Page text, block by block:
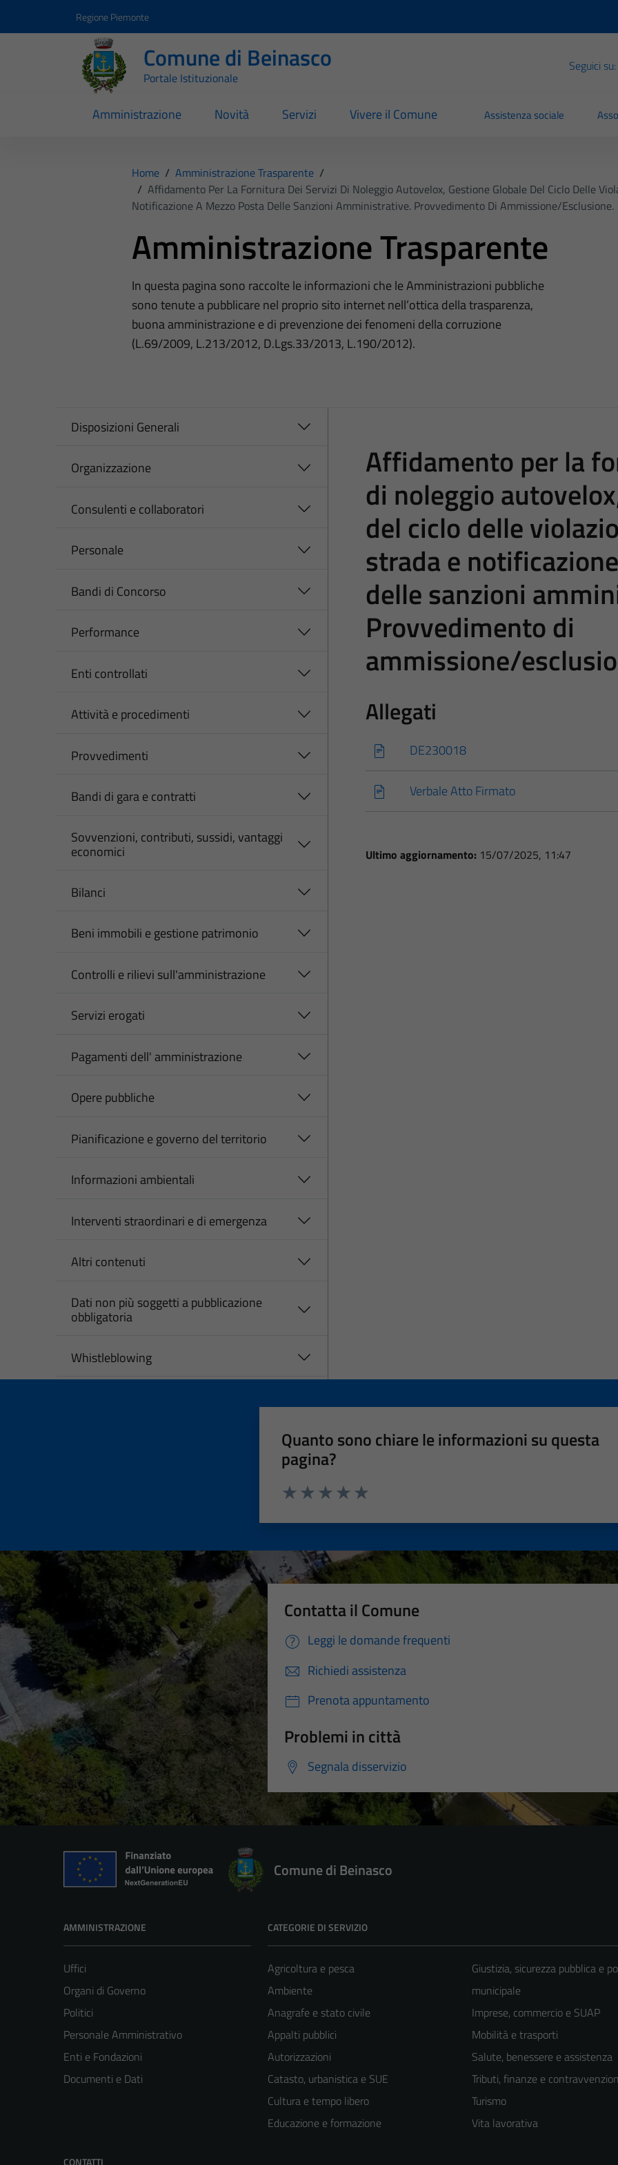
Regione Piemonte
Comune di Beinasco
Portale Istituzionale
Seguici su:
Amministrazione Novità Servizi Vivere il Comune Assistenza sociale
Home / Amministrazione Trasparente /
/ Affidamento Per La Fornitura Dei Servizi Di Noleggio Autovelox, Gestione Globale Del Ciclo Delle
Notificazione A Mezzo Posta Delle Sanzioni Amministrative. Provvedimento Di Ammissione/esclusione.
Amministrazione Trasparente
In questa pagina sono raccolte le informazioni che le Amministrazioni pubbliche
sono tenute a pubblicare nel proprio sito internet nell’ottica della trasparenza,
buona amministrazione e di prevenzione dei fenomeni della corruzione
(L.69/2009, L.213/2012, D.Lgs.33/2013, L.190/2012).
Disposizioni Generali
Organizzazione
Consulenti e collaboratori
Personale
Bandi di Concorso
Performance
Enti controllati
Attività e procedimenti
Provvedimenti
Bandi di gara e contratti
Sovvenzioni, contributi, sussidi, vantaggi
economici
Bilanci
Beni immobili e gestione patrimonio
Controlli e rilievi sull'amministrazione
Servizi erogati
Pagamenti dell' amministrazione
Opere pubbliche
Pianificazione e governo del territorio
Informazioni ambientali
Interventi straordinari e di emergenza
Altri contenuti
Dati non più soggetti a pubblicazione
obbligatoria
Whistleblowing
Affidamento per la
di noleggio
del ciclo delle
strada e
delle sanzioni
Provvedimento di
ammissione/
Allegati
DE230018
Verbale Atto Firmato
Ultimo aggiornamento: 15/07/2025, 11:47
Quanto sono chiare le informazioni su questa
pagina?
Contatta il Comune
Leggi le domande frequenti
Richiedi assistenza
Prenota appuntamento
Problemi in città
Segnala disservizio
Comune di Beinasco
AMMINISTRAZIONE
Uffici
Organi di Governo
Politici
Personale Amministrativo
Enti e Fondazioni
Documenti e Dati
CATEGORIE DI SERVIZIO
Agricoltura e pesca
Ambiente
Anagrafe e stato civile
Appalti pubblici
Autorizzazioni
Catasto, urbanistica e SUE
Cultura e tempo libero
Educazione e formazione
Giustizia, sicurezza pubblica e
municipale
Imprese, commercio e SUAP
Mobilità e trasporti
Salute, benessere e assistenza
Tributi, finanze e
Turismo
Vita lavorativa
CONTATTI